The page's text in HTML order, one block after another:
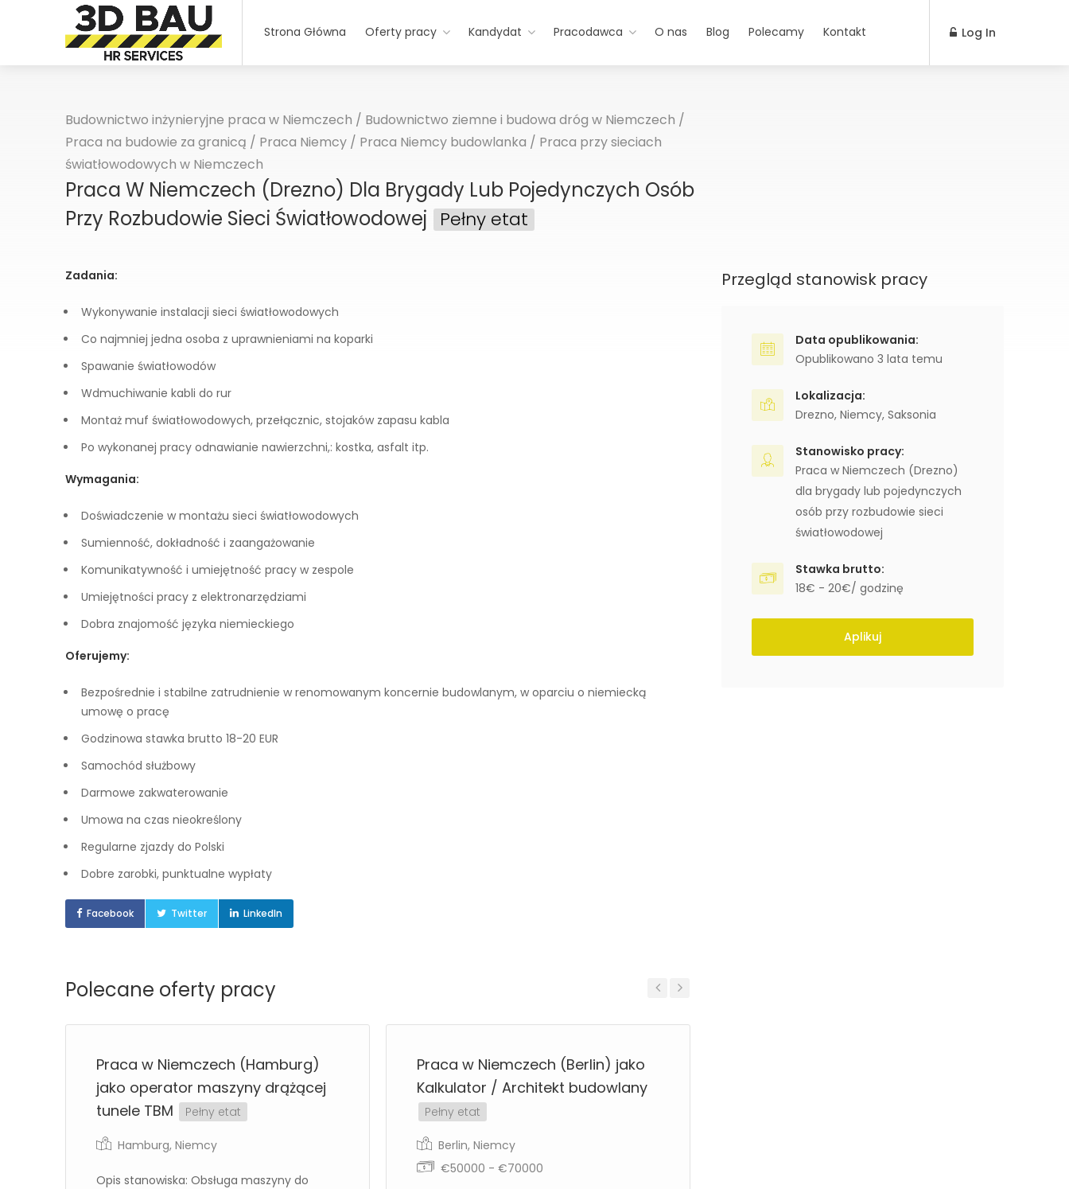
Strona Główna Oferty pracy Kandydat Pracodawca O nas Blog Polecamy Kontakt Log In
Budownictwo inżynieryjne praca w Niemczech / Budownictwo ziemne i budowa dróg w Niemczech /
Praca na budowie za granicą / Praca Niemcy / Praca Niemcy budowlanka / Praca przy sieciach
światłowodowych w Niemczech
Praca W Niemczech (Drezno) Dla Brygady Lub Pojedynczych Osób
Przy Rozbudowie Sieci Światłowodowej
Pełny etat
Zadania:
Wykonywanie instalacji sieci światłowodowych
Co najmniej jedna osoba z uprawnieniami na koparki
Spawanie światłowodów
Wdmuchiwanie kabli do rur
Montaż muf światłowodowych, przełącznic, stojaków zapasu kabla
Po wykonanej pracy odnawianie nawierzchni,: kostka, asfalt itp.
Wymagania:
Doświadczenie w montażu sieci światłowodowych
Sumienność, dokładność i zaangażowanie
Komunikatywność i umiejętność pracy w zespole
Umiejętności pracy z elektronarzędziami
Dobra znajomość języka niemieckiego
Oferujemy:
Bezpośrednie i stabilne zatrudnienie w renomowanym koncernie budowlanym, w oparciu o niemiecką
umowę o pracę
Godzinowa stawka brutto 18-20 EUR
Samochód służbowy
Darmowe zakwaterowanie
Umowa na czas nieokreślony
Regularne zjazdy do Polski
Dobre zarobki, punktualne wypłaty
Facebook Twitter LinkedIn
Polecane oferty pracy
Praca w Niemczech (Hamburg)
jako operator maszyny drążącej
tunele TBM
Pełny etat
Hamburg, Niemcy
Opis stanowiska: Obsługa maszyny do
Praca w Niemczech (Berlin) jako
Kalkulator / Architekt budowlany
Pełny etat
Berlin, Niemcy
€50000 - €70000
Przegląd stanowisk pracy
Data opublikowania:
Opublikowano 3 lata temu
Lokalizacja:
Drezno, Niemcy, Saksonia
Stanowisko pracy:
Praca w Niemczech (Drezno)
dla brygady lub pojedynczych
osób przy rozbudowie sieci
światłowodowej
Stawka brutto:
18€ - 20€/ godzinę
Aplikuj